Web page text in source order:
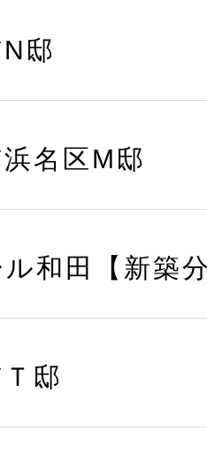
邸
名区M邸
ル和田【新築
邸